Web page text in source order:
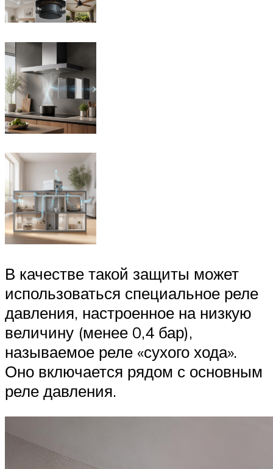
В качестве такой защиты может
использоваться специальное реле
давления, настроенное на низкую
величину (менее 0,4 бар),
называемое реле «сухого хода».
Оно включается рядом с основным
реле давления.